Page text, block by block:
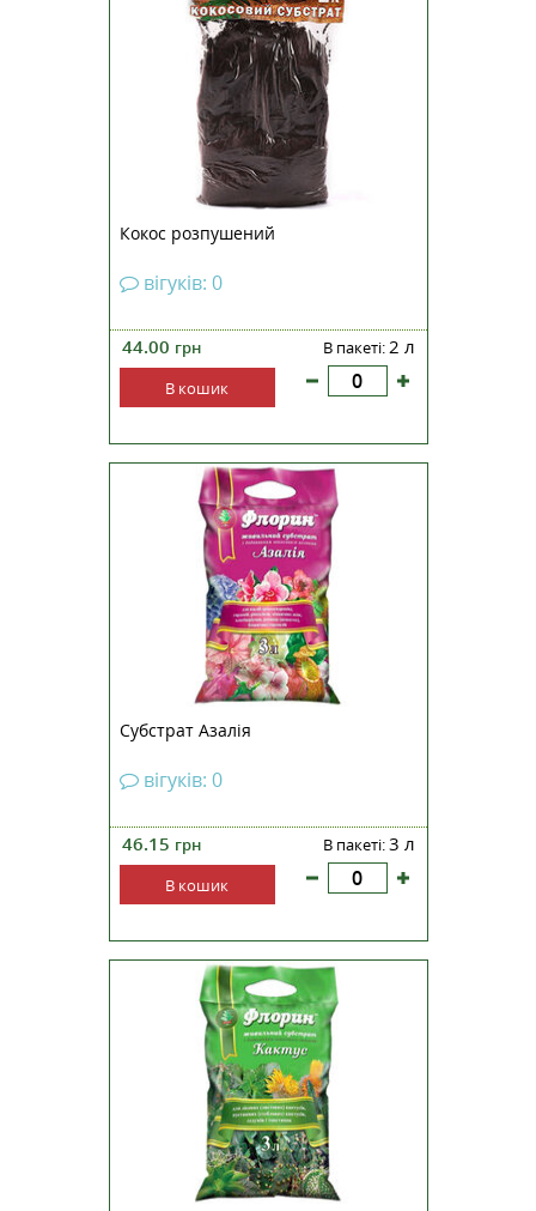
кокоса постійний і дорівнює 6,0.
Для більшості рослин близький
до оптимального, що дозволяє
правильно засвоювати
мінеральні складові добрив.
Патогенна мікрофлора відсутня....
Кокос розпушений
вігуків: 0
44.00 грн В пакеті:2 л
В кошик
Субстрат Азалія
вігуків: 0
46.15 грн В пакеті:3 л
В кошик